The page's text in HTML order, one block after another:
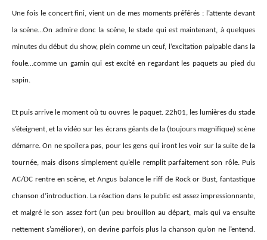
Une fois le concert fini, vient un de mes moments préférés : l’attente devant
la scène…On admire donc la scène, le stade qui est maintenant, à quelques
minutes du début du show, plein comme un œuf, l’excitation palpable dans la
foule…comme un gamin qui est excité en regardant les paquets au pied du
sapin.
Et puis arrive le moment où tu ouvres le paquet. 22h01, les lumières du stade
s’éteignent, et la vidéo sur les écrans géants de la (toujours magnifique) scène
démarre. On ne spoilera pas, pour les gens qui iront les voir sur la suite de la
tournée, mais disons simplement qu’elle remplit parfaitement son rôle. Puis
AC/DC rentre en scène, et Angus balance le riff de Rock or Bust, fantastique
chanson d’introduction. La réaction dans le public est assez impressionnante,
et malgré le son assez fort (un peu brouillon au départ, mais qui va ensuite
nettement s’améliorer), on devine parfois plus lachanson qu’on ne l’entend.